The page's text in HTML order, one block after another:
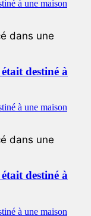
dans une
destiné à
dans une
destiné à